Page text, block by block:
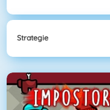
Strategie